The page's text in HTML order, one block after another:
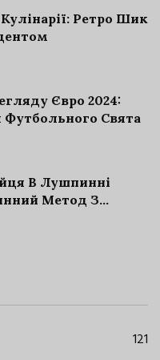
Ретро Шик
Євро 2024:
Футбольного Свята
В Лушпинні
Метод З
121